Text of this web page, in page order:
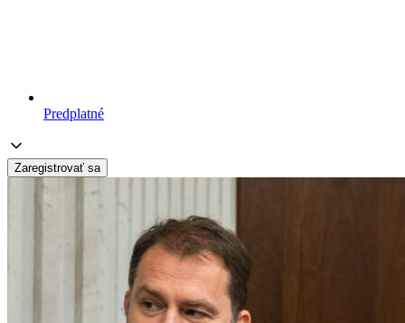
Predplatné
Zaregistrovať sa